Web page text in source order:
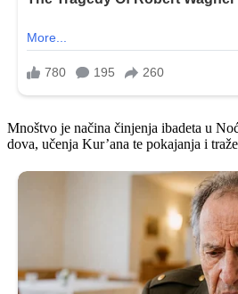
Mnoštvo je načina činjenja ibadeta u
dova, učenja Kur’ana te pokajanja i